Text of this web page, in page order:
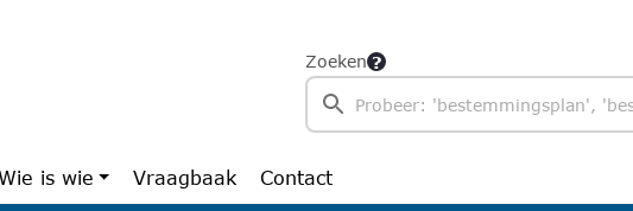
Zoeken
is wie Vraagbaak Contact